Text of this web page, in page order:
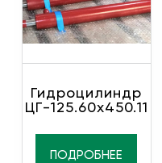
Гидроцилиндр
ЦГ-125.60х450.11
ПОДРОБНЕЕ